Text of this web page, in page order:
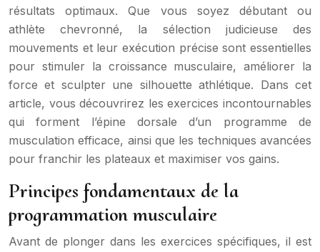
résultats optimaux. Que vous soyez débutant ou
athlète chevronné, la sélection judicieuse des
mouvements et leur exécution précise sont essentielles
pour stimuler la croissance musculaire, améliorer la
force et sculpter une silhouette athlétique. Dans cet
article, vous découvrirez les exercices incontournables
qui forment l’épine dorsale d’un programme de
musculation efficace, ainsi que les techniques avancées
pour franchir les plateaux et maximiser vos gains.
Principes fondamentaux de la
programmation musculaire
Avant de plonger dans les exercices spécifiques, il est